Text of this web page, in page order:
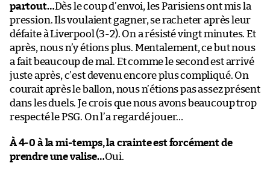
partout…Dès le coup d’envoi, les Parisiens ont mis la
pression. Ils voulaient gagner, se racheter après leur
défaite à Liverpool (3-2). On a résisté vingt minutes. Et
après, nous n’y étions plus. Mentalement, ce but nous
a fait beaucoup de mal. Et comme le second est arrivé
juste après, c’est devenu encore plus compliqué. On
courait après le ballon, nous n’étions pas assez présent
dans les duels. Je crois que nous avons beaucoup trop
respecté le PSG. On l’a regardé jouer…
À 4-0 à la mi-temps, la crainte est forcément de
prendre une valise…Oui.